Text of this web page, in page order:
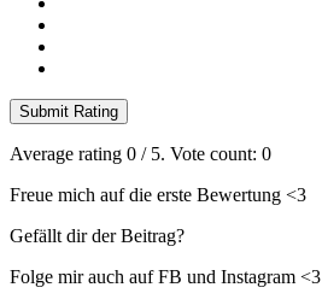
Submit Rating
Average rating 0 / 5. Vote count: 0
Freue mich auf die erste Bewertung <3
Gefällt dir der Beitrag?
Folge mir auch auf FB und Instagram <3